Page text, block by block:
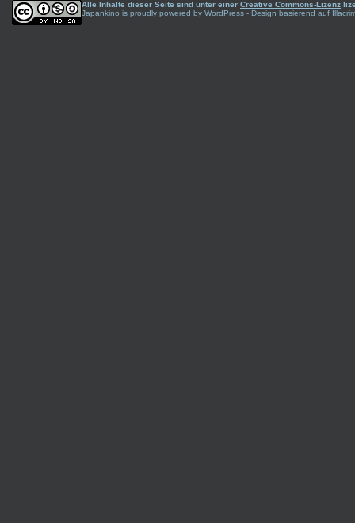
Alle Inhalte dieser Seite sind unter einer Creative Commons-Lizenz
Japankino is proudly powered by WordPress - Design basierend auf